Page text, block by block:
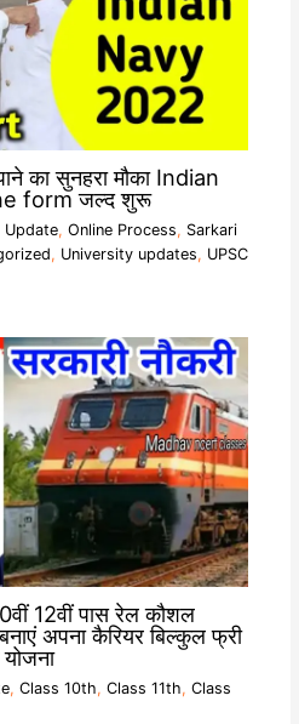
का सुनहरा मौका Indian
form जल्द शुरू
Update, Online Process, Sarkari
, University updates, UPSC
12वीं पास रेल कौशल
अपना कैरियर बिल्कुल फ्री
, Class 10th, Class 11th, Class